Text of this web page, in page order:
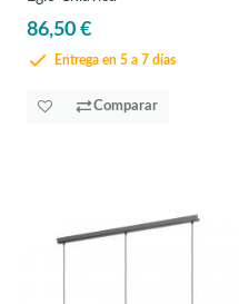
86,50 €
Entrega en 5 a 7 días
Comparar